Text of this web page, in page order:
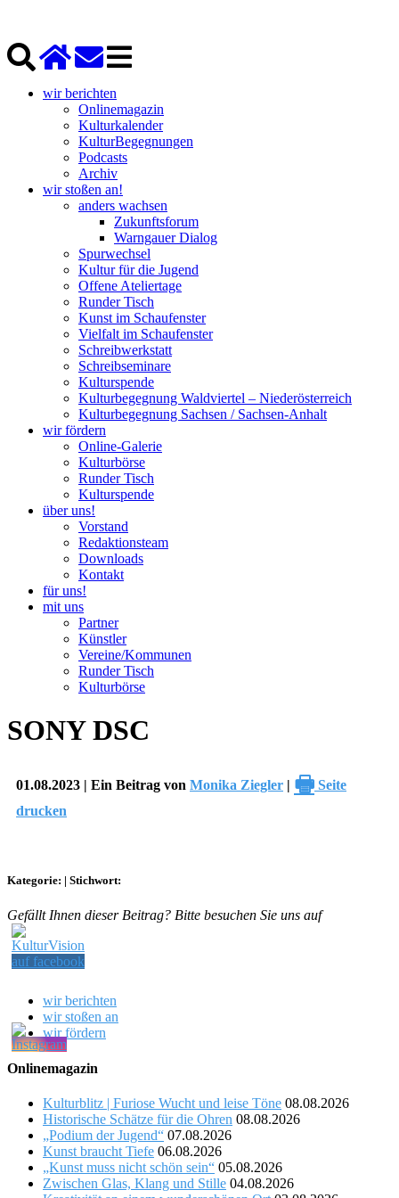
wir berichten
Onlinemagazin
Kulturkalender
KulturBegegnungen
Podcasts
Archiv
wir stoßen an!
anders wachsen
Zukunftsforum
Warngauer Dialog
Spurwechsel
Kultur für die Jugend
Offene Ateliertage
Runder Tisch
Kunst im Schaufenster
Vielfalt im Schaufenster
Schreibwerkstatt
Schreibseminare
Kulturspende
Kulturbegegnung Waldviertel – Niederösterreich
Kulturbegegnung Sachsen / Sachsen-Anhalt
wir fördern
Online-Galerie
Kulturbörse
Runder Tisch
Kulturspende
über uns!
Vorstand
Redaktionsteam
Downloads
Kontakt
für uns!
mit uns
Partner
Künstler
Vereine/Kommunen
Runder Tisch
Kulturbörse
SONY DSC
01.08.2023 | Ein Beitrag von Monika Ziegler | 🖶 Seite
drucken
Kategorie: | Stichwort:
Gefällt Ihnen dieser Beitrag? Bitte besuchen Sie uns auf
wir berichten
wir stoßen an
wir fördern
Onlinemagazin
Kulturblitz | Furiose Wucht und leise Töne 08.08.2026
Historische Schätze für die Ohren 08.08.2026
„Podium der Jugend“ 07.08.2026
Kunst braucht Tiefe 06.08.2026
„Kunst muss nicht schön sein“ 05.08.2026
Zwischen Glas, Klang und Stille 04.08.2026